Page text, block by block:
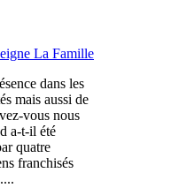
La Famille
dans les
mais aussi de
vous nous
a-t-il été
quatre
franchisés